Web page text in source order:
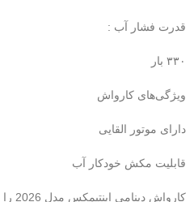
قدرت فشار آب :
۳۳۰ بار
ویژگی‌های کارواش
دارای موتور القایی
قابلیت مکش خودکار آب
کارواش دینامی اینتیمکس مدل 2026 را به صورت